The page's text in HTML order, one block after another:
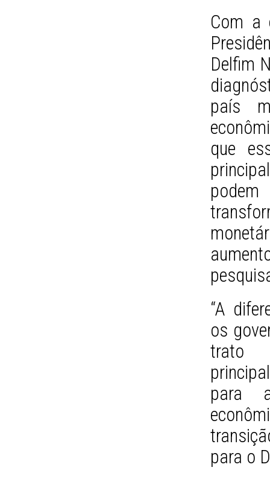
Com a
Delfim
país
que
“A
os
trato
para
para o